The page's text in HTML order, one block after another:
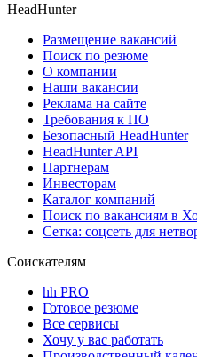
HeadHunter
Размещение вакансий
Поиск по резюме
О компании
Наши вакансии
Реклама на сайте
Требования к ПО
Безопасный HeadHunter
HeadHunter API
Партнерам
Инвесторам
Каталог компаний
Поиск по вакансиям в
Сетка: соцсеть для
Соискателям
hh PRO
Готовое резюме
Все сервисы
Хочу у вас работать